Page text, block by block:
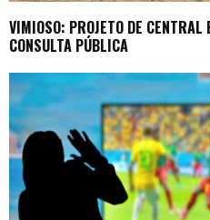
VIMIOSO: PROJETO DE CENTRAL
CONSULTA PÚBLICA